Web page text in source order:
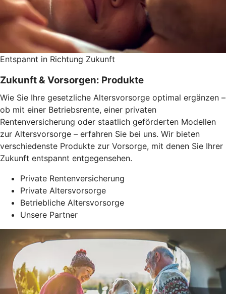
Entspannt in Richtung Zukunft
Zukunft & Vorsorgen: Produkte
Wie Sie Ihre gesetzliche Altersvorsorge optimal ergänzen –
ob mit einer Betriebsrente, einer privaten
Rentenversicherung oder staatlich geförderten Modellen
zur Altersvorsorge – erfahren Sie bei uns. Wir bieten
verschiedenste Produkte zur Vorsorge, mit denen Sie Ihrer
Zukunft entspannt entgegensehen.
Private Rentenversicherung
Private Altersvorsorge
Betriebliche Altersvorsorge
Unsere Partner